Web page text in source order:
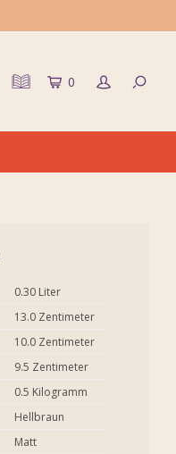
0
0.30 Liter
13.0 Zentimeter
10.0 Zentimeter
9.5 Zentimeter
0.5 Kilogramm
Hellbraun
Matt